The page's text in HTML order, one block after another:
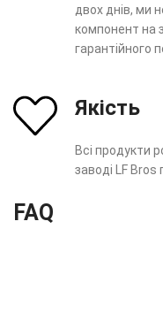
двох днів, ми
компонент на
гарантійного
Якість
Всі продукти
заводі LF Bros
FAQ